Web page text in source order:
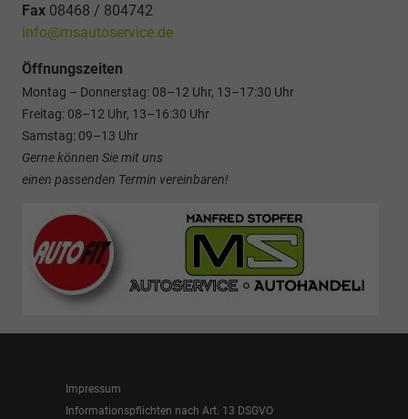
Fax 08468 / 804742
info@msautoservice.de
Öffnungszeiten
Montag – Donnerstag: 08–12 Uhr, 13–17:30 Uhr
Freitag: 08–12 Uhr, 13–16:30 Uhr
Samstag: 09–13 Uhr
Gerne können Sie mit uns
einen passenden Termin vereinbaren!
Impressum
Informationspflichten nach Art. 13 DSGVO